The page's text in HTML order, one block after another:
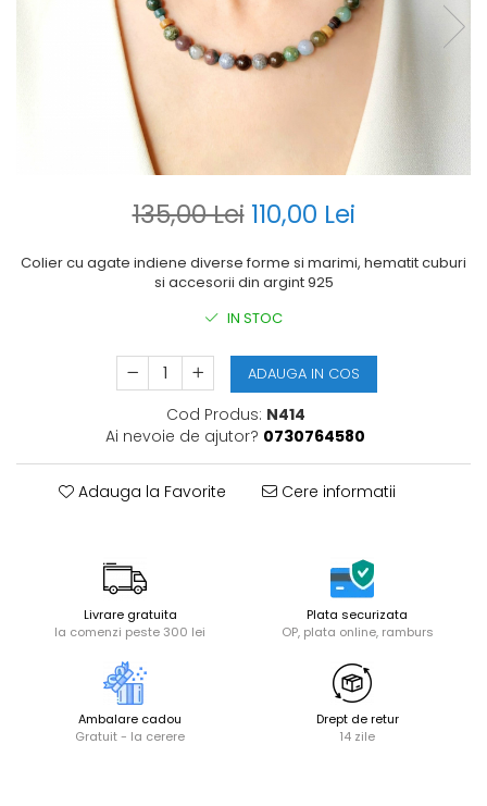
135,00 Lei 110,00 Lei
Colier cu agate indiene diverse forme si marimi, hematit cuburi
si accesorii din argint 925
IN STOC
ADAUGA IN COS
Cod Produs: N414
Ai nevoie de ajutor? 0730764580
Adauga la Favorite Cere informatii
Livrare gratuita
la comenzi peste 300 lei
Plata securizata
OP, plata online, ramburs
Ambalare cadou
Gratuit - la cerere
Drept de retur
14 zile